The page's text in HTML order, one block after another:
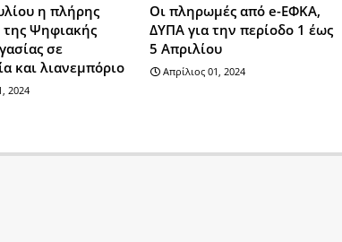
η πλήρης
Ψηφιακής
σε
και λιανεμπόριο
2024
Οι πληρωμές από e-ΕΦΚΑ,
ΔΥΠΑ για την περίοδο 1 έως
5 Απριλίου
Απρίλιος 01, 2024